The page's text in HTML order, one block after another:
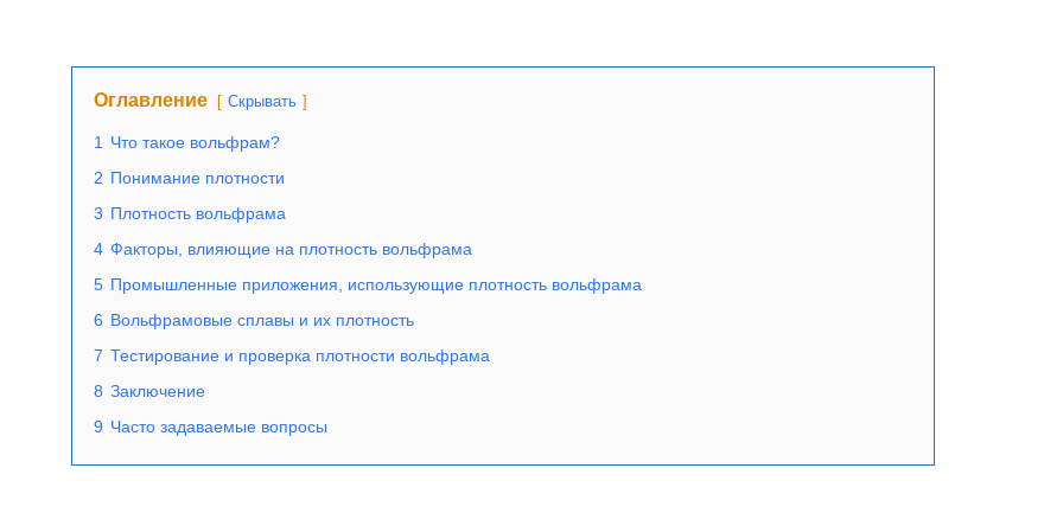
Оглавление Скрывать
1
Что такое вольфрам?
2 Понимание плотности
3 Плотность вольфрама
4 Факторы, влияющие на плотность вольфрама
5 Промышленные приложения, использующие плотность вольфрама
6 Вольфрамовые сплавы и их плотность
7 Тестирование и проверка плотности вольфрама
8 Заключение
9 Часто задаваемые вопросы